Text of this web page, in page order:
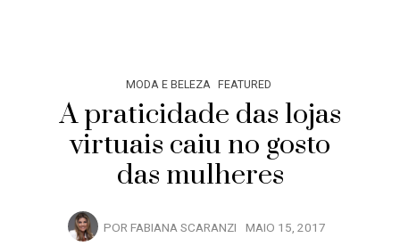
MODA E BELEZA FEATURED
A praticidade das lojas
virtuais caiu no gosto
das mulheres
POR FABIANA SCARANZI MAIO 15, 2017